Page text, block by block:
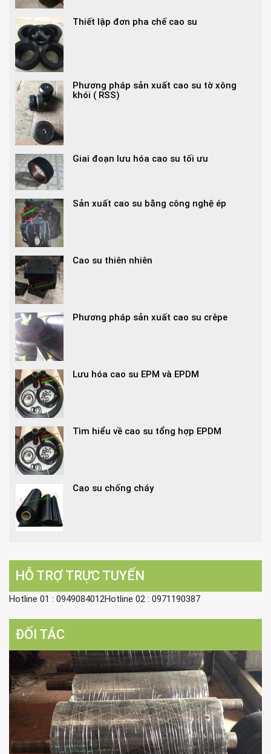
Thiết lập đơn pha chế cao su
Phương pháp sản xuất cao su tờ xông
khói ( RSS)
Giai đoạn lưu hóa cao su tối ưu
Sản xuất cao su bằng công nghệ ép
Cao su thiên nhiên
Phương pháp sản xuất cao su crêpe
Lưu hóa cao su EPM và EPDM
Tìm hiểu về cao su tổng hợp EPDM
Cao su chống cháy
HỖ TRỢ TRỰC TUYẾN
Hotline 01 : 0949084012Hotline 02 : 0971190387
ĐỐI TÁC